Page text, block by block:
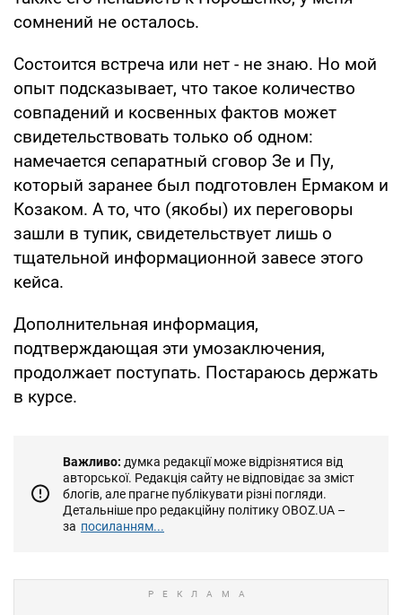
сомнений не осталось.
Состоится встреча или нет - не знаю. Но мой
опыт подсказывает, что такое количество
совпадений и косвенных фактов может
свидетельствовать только об одном:
намечается сепаратный сговор Зе и Пу,
который заранее был подготовлен Ермаком и
Козаком. А то, что (якобы) их переговоры
зашли в тупик, свидетельствует лишь о
тщательной информационной завесе этого
кейса.
Дополнительная информация,
подтверждающая эти умозаключения,
продолжает поступать. Постараюсь держать
в курсе.
Важливо: думка редакції може відрізнятися від
авторської. Редакція сайту не відповідає за зміст
блогів, але прагне публікувати різні погляди.
Детальніше про редакційну політику OBOZ.UA –
за посиланням...